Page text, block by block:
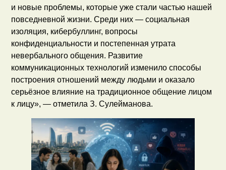
и новые проблемы, которые уже стали частью нашей
повседневной жизни. Среди них — социальная
изоляция, кибербуллинг, вопросы
конфиденциальности и постепенная утрата
невербального общения. Развитие
коммуникационных технологий изменило способы
построения отношений между людьми и оказало
серьёзное влияние на традиционное общение лицом
к лицу», — отметила З. Сулейманова.